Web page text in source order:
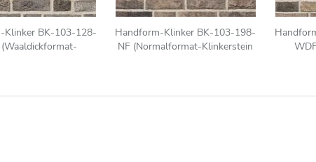
Klinker BK-103-128-
Handform-Klinker BK-103-198-
NF (Normalformat-Klinkerstein